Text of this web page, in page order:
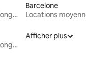
Locations moyenne et longue durée
Barcelone
Locations moyenne et longue durée
Afficher plus